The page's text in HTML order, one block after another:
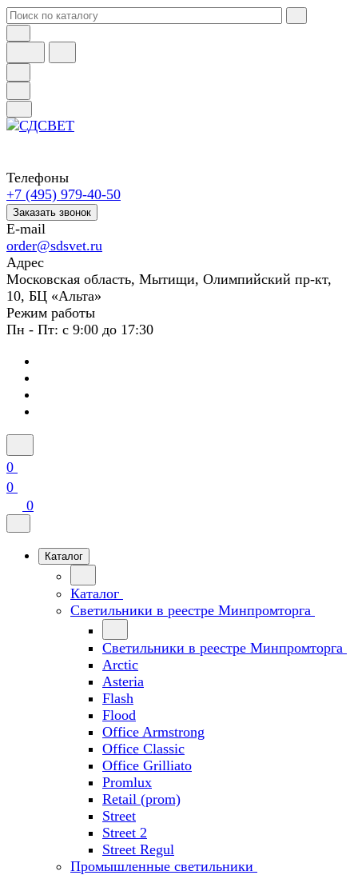
Телефоны
+7 (495) 979-40-50
Заказать звонок
E-mail
order@sdsvet.ru
Адрес
Московская область, Мытищи, Олимпийский пр-кт,
10, БЦ «Альта»
Режим работы
Пн - Пт: с 9:00 до 17:30
0
0
0
Каталог
Каталог
Светильники в реестре Минпромторга
Светильники в реестре Минпромторга
Arctic
Asteria
Flash
Flood
Office Armstrong
Office Classic
Office Grilliato
Promlux
Retail (prom)
Street
Street 2
Street Regul
Промышленные светильники